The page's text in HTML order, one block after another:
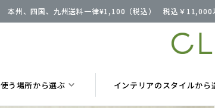
本州、四国、九州送料一律¥1,100（税込） 税込￥11,000
使う場所から選ぶ インテリアのスタイルから